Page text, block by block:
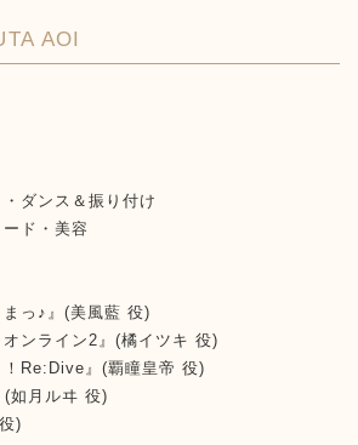
AOI
ダンス＆振り付け
ド・美容
っ♪』(美風藍 役)
オンライン2』(橘イツキ 役)
！Re:Dive』(覇瞳皇帝 役)
(如月ルヰ 役)
)